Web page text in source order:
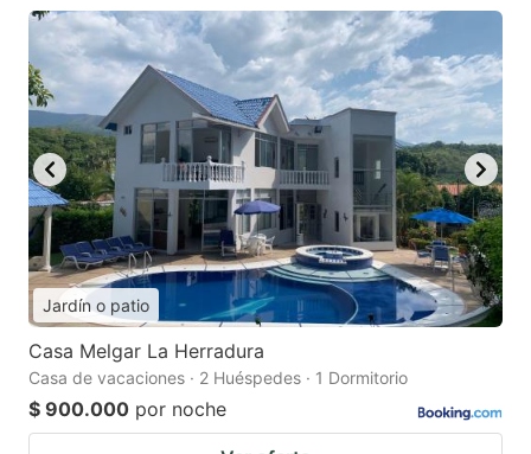
Jardín o patio
Casa Melgar La Herradura
Casa de vacaciones · 2 Huéspedes · 1 Dormitorio
$ 900.000 por noche